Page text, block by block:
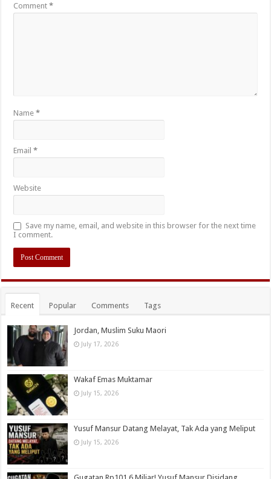
Comment*
Name*
Email*
Website
Save my name, email, and website in this browser for the next time
I comment.
Recent Popular Comments Tags
Jordan, Muslim Suku Maori
July 17, 2026
Wakaf Emas Muktamar
July 15, 2026
Yusuf Mansur Datang Melayat, Tak Ada yang Meliput
July 15, 2026